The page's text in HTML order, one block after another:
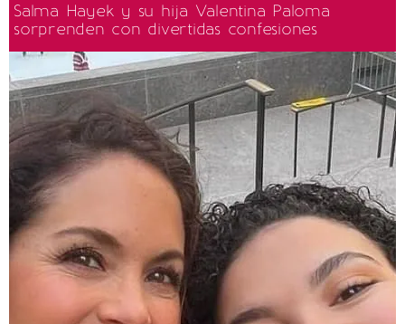
Salma Hayek y su hija Valentina Paloma
sorprenden con divertidas confesiones